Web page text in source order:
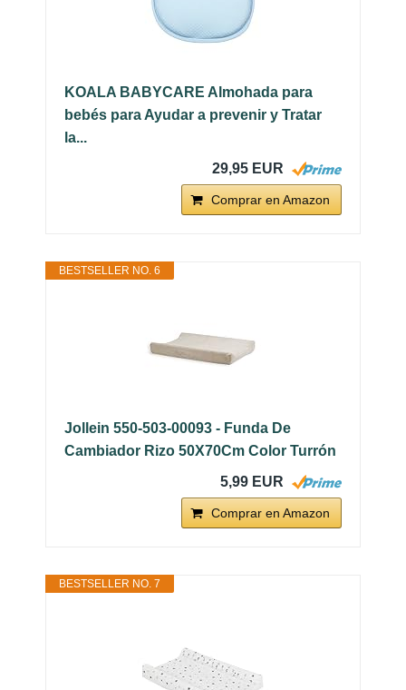
KOALA BABYCARE Almohada para
bebés para Ayudar a prevenir y Tratar
la...
29,95 EUR
Comprar en Amazon
BESTSELLER NO. 6
Jollein 550-503-00093 - Funda De
Cambiador Rizo 50X70Cm Color Turrón
5,99 EUR
Comprar en Amazon
BESTSELLER NO. 7